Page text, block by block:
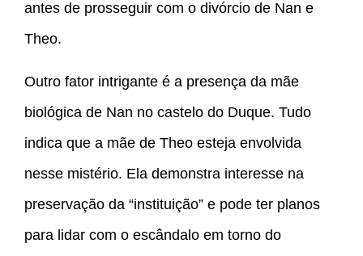
antes de prosseguir com o divórcio de Nan e
Theo.
Outro fator intrigante é a presença da mãe
biológica de Nan no castelo do Duque. Tudo
indica que a mãe de Theo esteja envolvida
nesse mistério. Ela demonstra interesse na
preservação da “instituição” e pode ter planos
para lidar com o escândalo em torno do